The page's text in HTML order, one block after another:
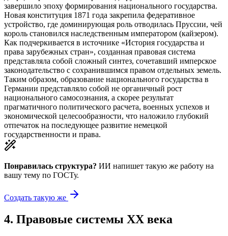
завершило эпоху формирования национального государства.
Новая конституция 1871 года закрепила федеративное
устройство, где доминирующая роль отводилась Пруссии, чей
король становился наследственным императором (кайзером).
Как подчеркивается в источнике «История государства и
права зарубежных стран», созданная правовая система
представляла собой сложный синтез, сочетавший имперское
законодательство с сохранившимся правом отдельных земель.
Таким образом, образование национального государства в
Германии представляло собой не органичный рост
национального самосознания, а скорее результат
прагматичного политического расчета, военных успехов и
экономической целесообразности, что наложило глубокий
отпечаток на последующее развитие немецкой
государственности и права.
Понравилась структура? ИИ напишет такую же работу на
вашу тему по ГОСТу.
Создать такую же
4. Правовые системы XX века